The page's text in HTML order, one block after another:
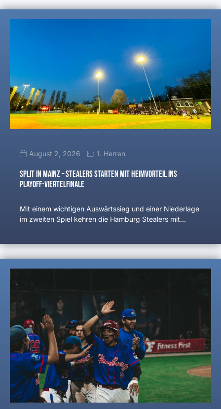
August 2, 2026 1. Herren
Split in Mainz – Stealers starten mit Heimvorteil ins
Playoff-Viertelfinale
Mit einem wichtigen Auswärtssieg und einer Niederlage
im zweiten Spiel kehren die Hamburg Stealers mit…